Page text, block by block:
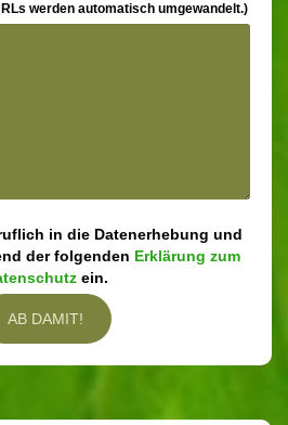
werden automatisch umgewandelt.)
in die Datenerhebung und
der folgenden Erklärung zum
ein.